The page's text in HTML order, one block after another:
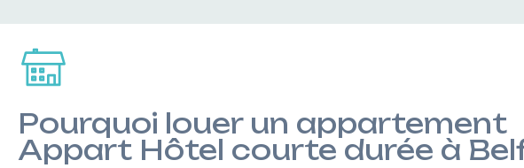
Pourquoi louer un appartement
Appart Hôtel courte durée à